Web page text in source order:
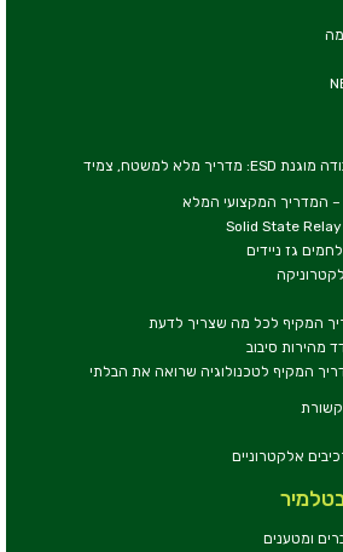
איך מקימים עמדת עבודה מוגנת ESD: מדריך מלא למשטח, צמיד
– המדריך המקצועי המלא
גז ניידים
המקיף לכל מה שצריך לדעת
מהירות סיבוב
המקיף לטכנולוגיה שרואה את הבלתי
אלקטרוניים